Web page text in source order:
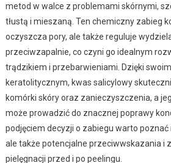
metod w walce z problemami skórnymi,
tłustą i mieszaną. Ten chemiczny zabieg
oczyszcza pory, ale także reguluje
przeciwzapalnie, co czyni go idealnym
trądzikiem i przebarwieniami. Dzięki
keratolitycznym, kwas salicylowy
komórki skóry oraz zanieczyszczenia, a
może prowadzić do znacznej poprawy
podjęciem decyzji o zabiegu warto poznać
ale także potencjalne przeciwwskazania i
pielęgnacji przed i po peelingu.